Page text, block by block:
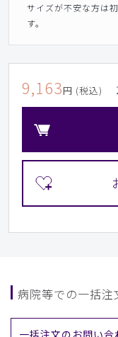
サイズが不安な方は
す。
9,163円 (税込)
病院等での一括
一括注文のお問い合